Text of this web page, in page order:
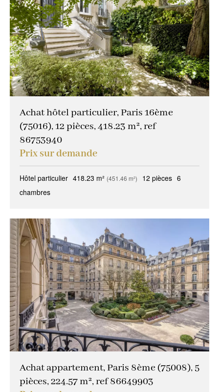
Achat hôtel particulier, Paris 16ème
(75016), 12 pièces, 418.23 m², ref
86753940
Prix sur demande
Hôtel particulier 418.23 m² (451.46 m²) 12 pièces 6
chambres
Achat appartement, Paris 8ème (75008), 5
pièces, 224.57 m², ref 86649903